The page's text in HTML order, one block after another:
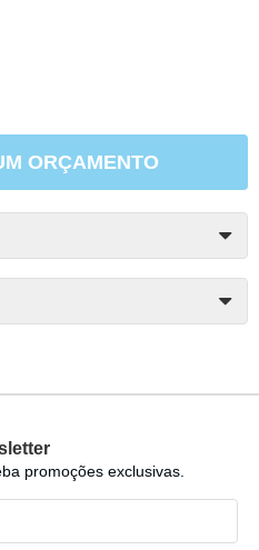
ORÇAMENTO
promoções exclusivas.